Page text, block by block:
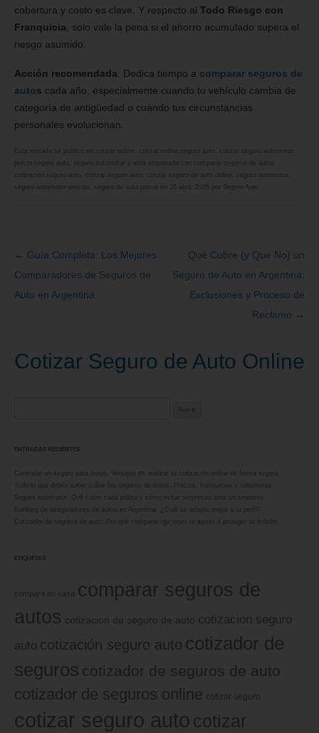
cobertura y costo es clave. Y respecto al Todo Riesgo con
Franquicia , solo vale la pena si el ahorro acumulado supera el
riesgo asumido.
Acción recomendada: Dedica tiempo a comparar seguros de
autos cada año, especialmente cuando tu vehículo cambia de
categoría de antigüedad o cuando tus circunstancias
personales evolucionan.
cotizar online cotizar online seguro auto cotizar seguro automotor
cotizacion seguro auto
cotizar seguro auto cotizar seguro de auto online
Seguro Auto
Navegación
de
entradas
← Guía Completa: Los Mejores
Comparadores de Seguros de
Auto en Argentina
Qué Cubre (y Qué No) un
Seguro de Auto en Argentina:
Exclusiones y Proceso de
Reclamo →
Cotizar Seguro de Auto Online
ENTRADAS RECIENTES
Contratar un seguro para autos: Ventajas de realizar tu cotización online de forma segura
Seguro automotor: Qué cubre cada póliza y cómo evitar sorpresas ante un siniestro
Cotizador de seguros de auto: Por qué comparar opciones te ayuda a proteger tu bolsillo
ETIQUETAS
compara en casa comparar seguros de
autos cotizacion de seguro de auto cotizacion seguro
auto cotización seguro auto cotizador de
seguros cotizador de seguros de auto
cotizador de seguros online cotizar seguro
cotizar seguro auto cotizar